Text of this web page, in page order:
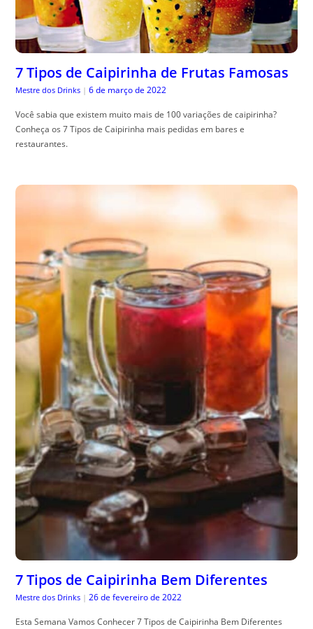
7 Tipos de Caipirinha de Frutas Famosas
Mestre dos Drinks | 6 de março de 2022
Você sabia que existem muito mais de 100 variações de caipirinha?
Conheça os 7 Tipos de Caipirinha mais pedidas em bares e
restaurantes.
7 Tipos de Caipirinha Bem Diferentes
Mestre dos Drinks | 26 de fevereiro de 2022
Esta Semana Vamos Conhecer 7 Tipos de Caipirinha Bem Diferentes